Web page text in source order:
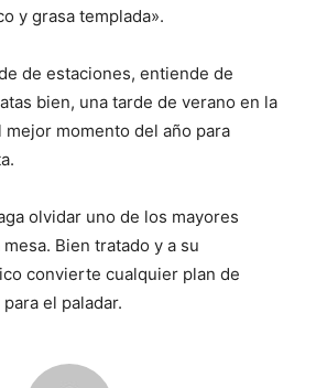
y grasa templada».
de estaciones, entiende de
bien, una tarde de verano en la
momento del año para
olvidar uno de los mayores
Bien tratado y a su
convierte cualquier plan de
el paladar.